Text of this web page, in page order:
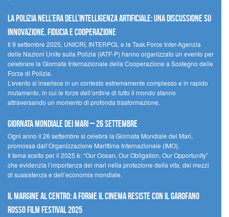
La polizia nell’era dell’Intelligenza Artificiale: una discussione su
innovazione, fiducia e cooperazione
Il 9 settembre 2025, UNICRI, INTERPOL e la Task Force Inter-Agenzia
delle Nazioni Unite sulla Polizia (IATF-P) hanno organizzato un evento per
celebrare la Giornata Internazionale della Cooperazione a Sostegno delle
Forze di Polizia.
L’evento si inserisce in un contesto estremamente complesso e in rapido
mutamento, in cui le forze dell’ordine di tutto il mondo stanno
attraversando un momento di profonda trasformazione.
Giornata Mondiale dei Mari – 26 settembre
Ogni anno il 26 settembre si celebra la Giornata Mondiale dei Mari,
promossa dall’Organizzazione Marittima Internazionale (IMO).
Il tema scelto per il 2025 è: “Our Ocean, Our Obligation, Our Opportunity”
che evidenzia l’importanza dei mari nella protezione della vita, dei mezzi
di sussistenza e dell’economia mondiale.
Il margine al centro: a Forme il cinema resiste con il Garofano
Rosso Film Festival 2025